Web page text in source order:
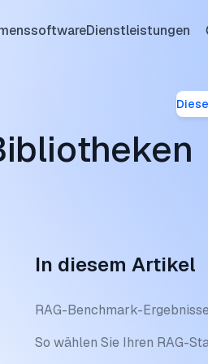
Marketing
Lösungen
Tools
Dienstleistungen
In diesem Artikel
RAG-Benchmark-Ergebnisse
So wählen Sie Ihren RAG-